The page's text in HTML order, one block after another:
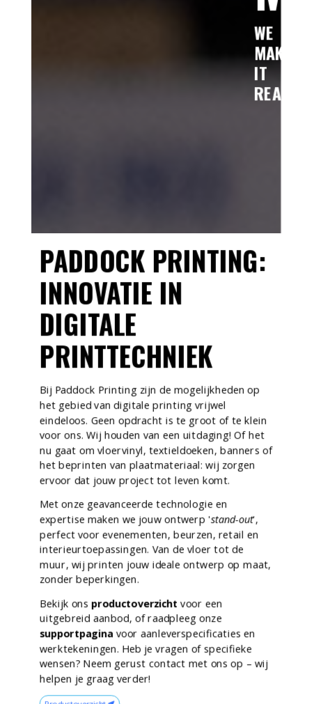
WE
MAKE
IT
REAL!
PADDOCK PRINTING:
INNOVATIE IN
DIGITALE
PRINTTECHNIEK
Bij Paddock Printing zijn de mogelijkheden op
het gebied van digitale printing vrijwel
eindeloos. Geen opdracht is te groot of te klein
voor ons. Wij houden van een uitdaging! Of het
nu gaat om vloervinyl, textieldoeken, banners of
het beprinten van plaatmateriaal: wij zorgen
ervoor dat jouw project tot leven komt.
Met onze geavanceerde technologie en
expertise maken we jouw ontwerp 'stand-out',
perfect voor evenementen, beurzen, retail en
interieurtoepassingen. Van de vloer tot de
muur, wij printen jouw ideale ontwerp op maat,
zonder beperkingen.
Bekijk onsproductoverzicht voor een
uitgebreid aanbod, of raadpleeg onze
supportpagina voor aanleverspecificaties en
werktekeningen. Heb je vragen of specifieke
wensen? Neem gerust contact met ons op – wij
helpen je graag verder!